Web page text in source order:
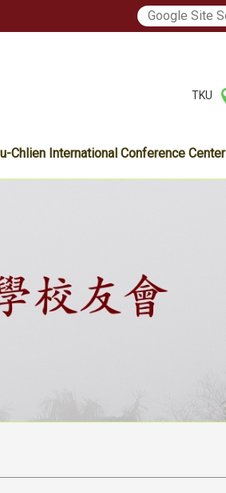
TKU
Chlien International Conference Center